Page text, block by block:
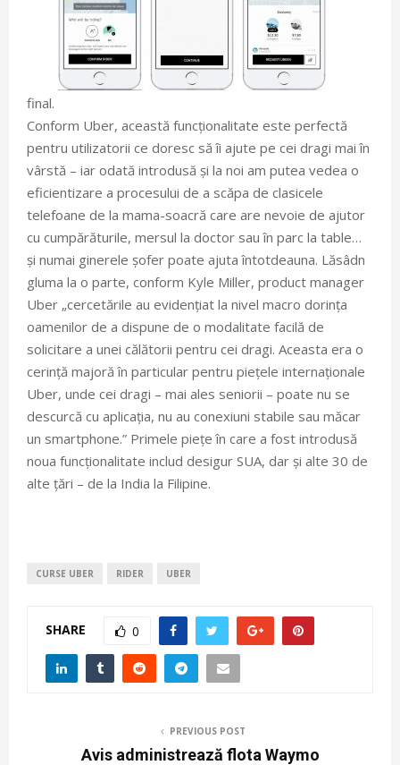
final.
Conform Uber, această funcționalitate este perfectă
pentru utilizatorii ce doresc să îi ajute pe cei dragi mai în
vârstă – iar odată introdusă și la noi am putea vedea o
eficientizare a procesului de a scăpa de clasicele
telefoane de la mama-soacră care are nevoie de ajutor
cu cumpărăturile, mersul la doctor sau în parc la table…
și numai ginerele șofer poate ajuta întotdeauna. Lăsâdn
gluma la o parte, conform Kyle Miller, product manager
Uber „cercetările au evidențiat la nivel macro dorința
oamenilor de a dispune de o modalitate facilă de
solicitare a unei călătorii pentru cei dragi. Aceasta era o
cerință majoră în particular pentru piețele internaționale
Uber, unde cei dragi – mai ales seniorii – poate nu se
descurcă cu aplicația, nu au conexiuni stabile sau măcar
un smartphone.” Primele piețe în care a fost introdusă
noua funcționalitate includ desigur SUA, dar și alte 30 de
alte țări – de la India la Filipine.
CURSE UBER RIDER UBER
SHARE 0
PREVIOUS POST
Avis administrează flota Waymo